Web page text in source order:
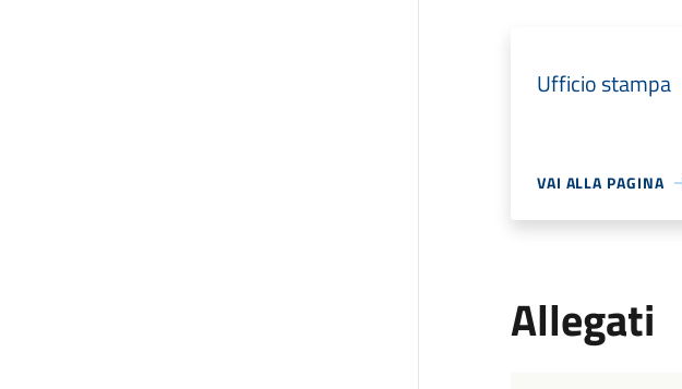
Ufficio stampa
VAI ALLA PAGINA
Allegati